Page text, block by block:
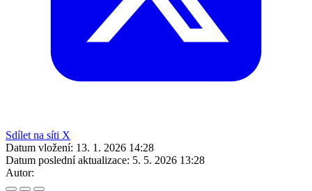
Sdílet na síti X
Datum vložení: 13. 1. 2026 14:28
Datum poslední aktualizace: 5. 5. 2026 13:28
Autor: